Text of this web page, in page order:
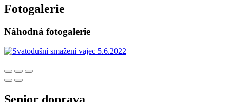
Fotogalerie
Náhodná fotogalerie